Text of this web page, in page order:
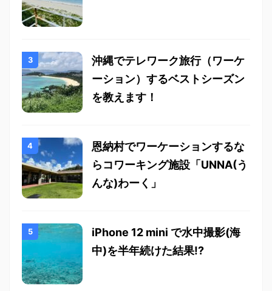
沖縄でテレワーク旅行（ワーケ
ーション）するベストシーズン
を教えます！
恩納村でワーケーションするな
らコワーキング施設「UNNA(う
んな)わーく」
iPhone 12 mini で水中撮影(海
中)を半年続けた結果!?